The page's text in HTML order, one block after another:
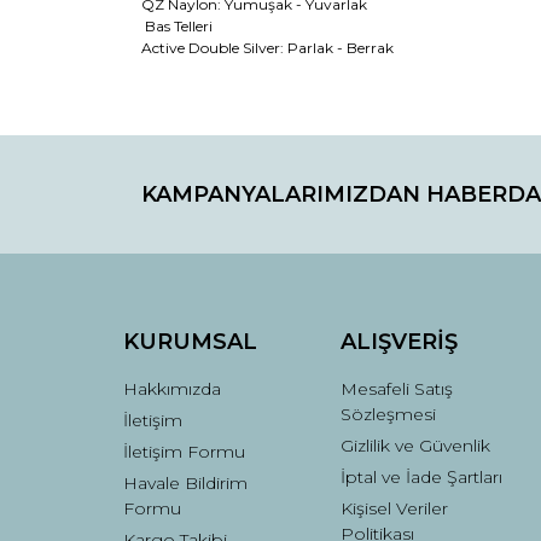
QZ Naylon: Yumuşak - Yuvarlak
Bas Telleri
Active Double Silver: Parlak - Berrak
Görüş ve önerileriniz için teşekkür ederiz.
Ürün resmi kalitesiz, bozuk veya
Bu ürüne benzer farklı alternatifler olmalı.
KAMPANYALARIMIZDAN
KURUMSAL
Hakkımızda
İletişim
İletişim Formu
Havale Bildirim
Formu
ALIŞVERİŞ
Mesafeli Satış
Sözleşmesi
Gizlilik ve Güvenlik
İptal ve İade Şartları
Kişisel Veriler
Politikası